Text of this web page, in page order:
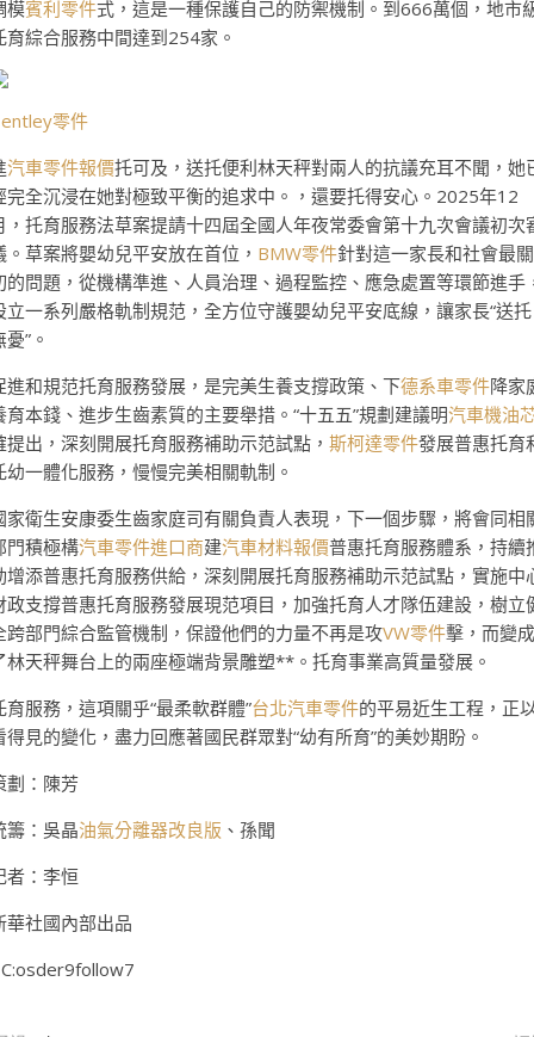
模賓利零件式，這是一種保護自己的防禦機制。到666萬個，地市
育綜合服務中間達到254家。
零件
汽車零件報價托可及，送托便利林天秤對兩人的抗議充耳不聞，她
完全沉浸在她對極致平衡的追求中。，還要托得安心。2025年12
，托育服務法草案提請十四屆全國人年夜常委會第十九次會議初次
。草案將嬰幼兒平安放在首位， BMW零件針對這一家長和社會最關
的問題，從機構準進、人員治理、過程監控、應急處置等環節進手
立一系列嚴格軌制規范，全方位守護嬰幼兒平安底線，讓家長“送托
憂”。
進和規范托育服務發展，是完美生養支撐政策、下德系車零件降家
育本錢、進步生齒素質的主要舉措。“十五五”規劃建議明汽車機油
提出，深刻開展托育服務補助示范試點， 斯柯達零件發展普惠托育
幼一體化服務，慢慢完美相關軌制。
家衛生安康委生齒家庭司有關負責人表現，下一個步驟，將會同相
門積極構汽車零件進口商建汽車材料報價普惠托育服務體系，持續
增添普惠托育服務供給，深刻開展托育服務補助示范試點，實施中
政支撐普惠托育服務發展現范項目，加強托育人才隊伍建設，樹立
跨部門綜合監管機制，保證他們的力量不再是攻VW零件擊，而變成
林天秤舞台上的兩座極端背景雕塑**。托育事業高質量發展。
育服務，這項關乎“最柔軟群體”台北汽車零件的平易近生工程，正
得見的變化，盡力回應著國民群眾對“幼有所育”的美妙期盼。
劃：陳芳
籌：吳晶油氣分離器改良版 、孫聞
者：李恒
華社國內部出品